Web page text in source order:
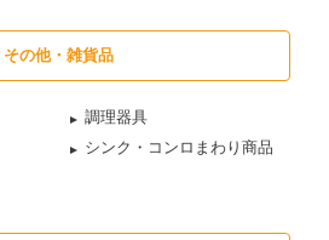
その他・雑貨品
調理器具
シンク・コンロまわり商品